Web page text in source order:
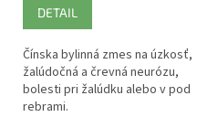
DETAIL
Čínska bylinná zmes na úzkosť,
žalúdočná a črevná neurózu,
bolesti pri žalúdku alebo v pod
rebrami.